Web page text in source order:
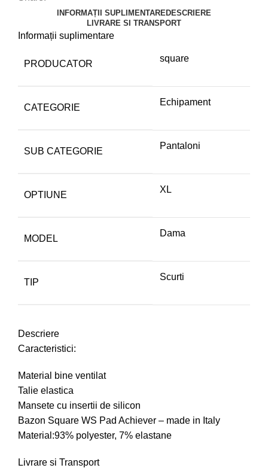
INFORMAȚII SUPLIMENTAREDESCRIERE
LIVRARE SI TRANSPORT
Informații suplimentare
PRODUCATOR
square
CATEGORIE
Echipament
SUB CATEGORIE
Pantaloni
OPTIUNE
XL
MODEL
Dama
TIP
Scurti
Descriere
Caracteristici:
Material bine ventilat
Talie elastica
Mansete cu insertii de silicon
Bazon Square WS Pad Achiever – made in Italy
Material:93% polyester, 7% elastane
Livrare si Transport